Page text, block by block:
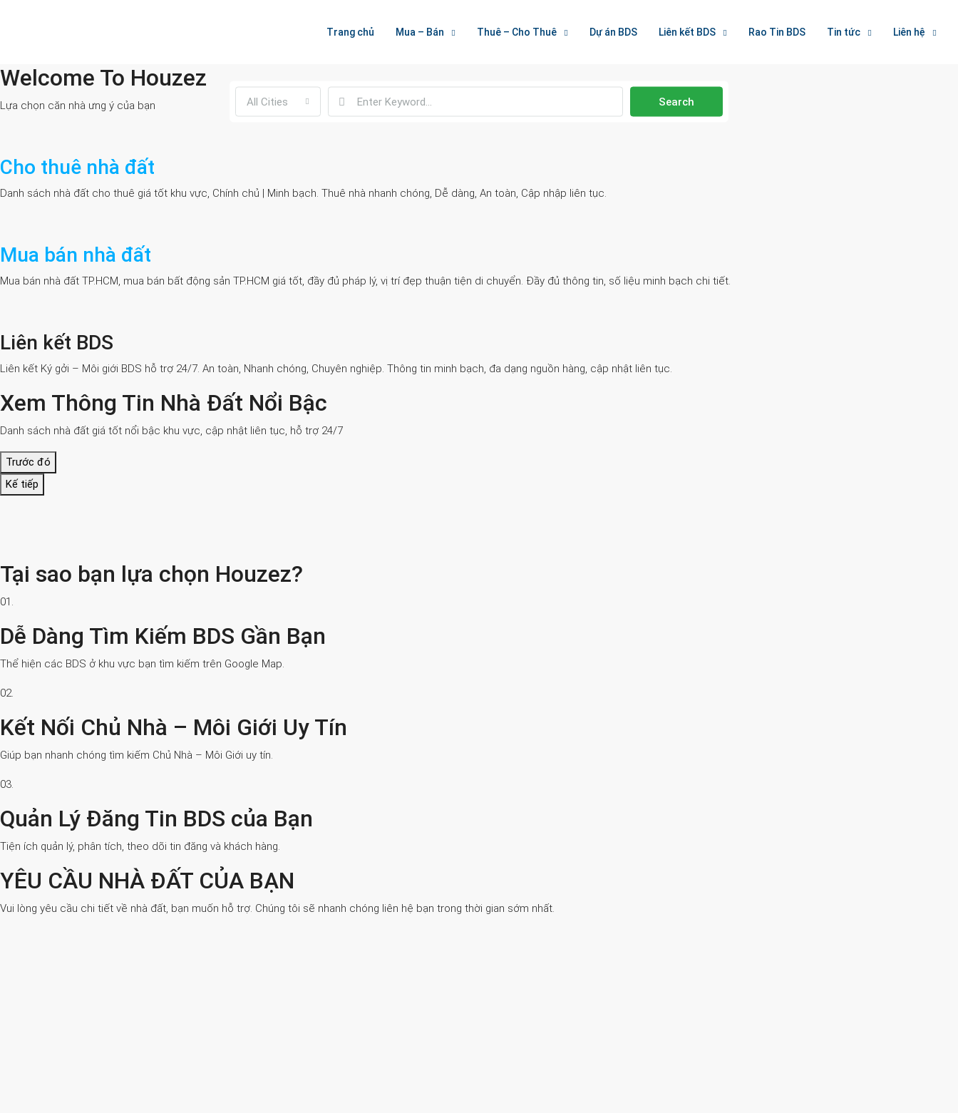
Trang chủ Mua – Bán Thuê – Cho Thuê Dự án BDS Liên kết BDS Rao Tin BDS Tin tức Liên hệ
Welcome To Houzez
All Cities Search
Welcome To Houzez
Lựa chọn căn nhà ưng ý của bạn
Cho thuê nhà đất
Danh sách nhà đất cho thuê giá tốt khu vực, Chính chủ | Minh bạch. Thuê nhà nhanh chóng, Dễ dàng, An toàn, Cập nhập liên tục.
Mua bán nhà đất
Mua bán nhà đất TP.HCM, mua bán bất động sản TP.HCM giá tốt, đầy đủ pháp lý, vị trí đẹp thuận tiện di chuyển. Đầy đủ thông tin, số liệu minh bạch chi tiết.
Liên kết BDS
Liên kết Ký gởi – Môi giới BDS hỗ trợ 24/7. An toàn, Nhanh chóng, Chuyên nghiệp. Thông tin minh bạch, đa dạng nguồn hàng, cập nhật liên tục.
Xem Thông Tin Nhà Đất Nổi Bậc
Danh sách nhà đất giá tốt nổi bậc khu vực, cập nhật liên tục, hỗ trợ 24/7
Trước đó
Kế tiếp
Tại sao bạn lựa chọn Houzez?
01.
Dễ Dàng Tìm Kiếm BDS Gần Bạn
Thể hiện các BDS ở khu vực bạn tìm kiếm trên Google Map.
02.
Kết Nối Chủ Nhà – Môi Giới Uy Tín
Giúp bạn nhanh chóng tìm kiếm Chủ Nhà – Môi Giới uy tín.
03.
Quản Lý Đăng Tin BDS của Bạn
Tiện ích quản lý, phân tích, theo dõi tin đăng và khách hàng.
YÊU CẦU NHÀ ĐẤT CỦA BẠN
Vui lòng yêu cầu chi tiết về nhà đất, bạn muốn hỗ trợ. Chúng tôi sẽ nhanh chóng liên hệ bạn trong thời gian sớm nhất.